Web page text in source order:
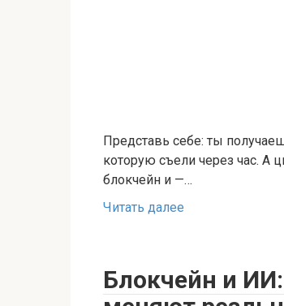
Представь себе: ты
которую съели через час. А
блокчейн и —…
Читать далее
Блокчейн и